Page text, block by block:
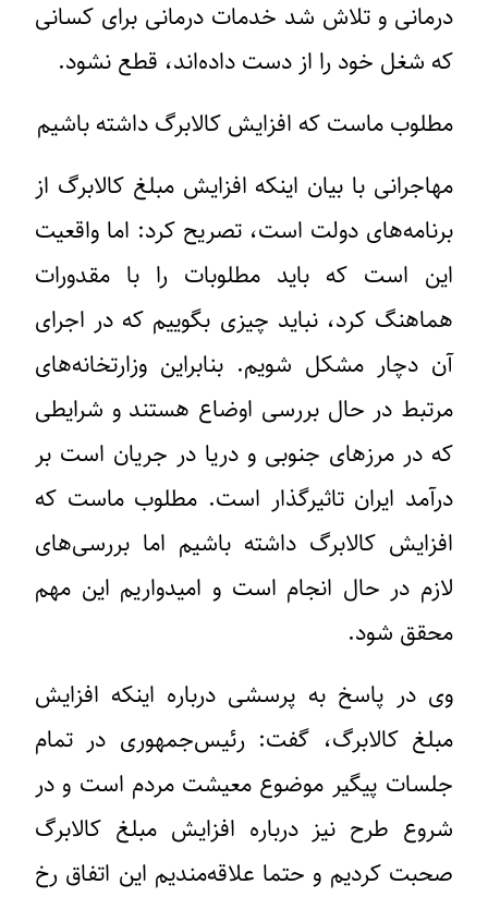
درمانی و تلاش شد خدمات درمانی برای کسانی
که شغل خود را از دست داده‌اند، قطع نشود.
مطلوب ماست که افزایش کالابرگ داشته باشیم
مهاجرانی با بیان اینکه افزایش مبلغ کالابرگ از
برنامه‌های دولت است، تصریح کرد: اما واقعیت
این است که باید مطلوبات را با مقدورات
هماهنگ کرد، نباید چیزی بگوییم که در اجرای
آن دچار مشکل شویم. بنابراین وزارتخانه‌های
مرتبط در حال بررسی اوضاع هستند و شرایطی
که در مرزهای جنوبی و دریا در جریان است بر
درآمد ایران تاثیرگذار است. مطلوب ماست که
افزایش کالابرگ داشته باشیم اما بررسی‌های
لازم در حال انجام است و امیدواریم این مهم
محقق شود.
وی در پاسخ به پرسشی درباره اینکه افزایش
مبلغ کالابرگ، گفت: رئیس‌جمهوری در تمام
جلسات پیگیر موضوع معیشت مردم است و در
شروع طرح نیز درباره افزایش مبلغ کالابرگ
صحبت کردیم و حتما علاقه‌مندیم این اتفاق رخ